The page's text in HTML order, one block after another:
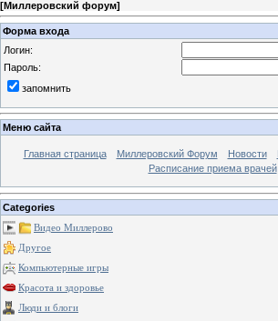
[Миллеровский форум]
Форма входа
Логин:
Пароль:
запомнить
Меню сайта
Главная страница Миллеровский Форум Новости
Расписание приема врачей
Categories
Видео Миллерово
Другое
Компьютерные игры
Красота и здоровье
Люди и блоги